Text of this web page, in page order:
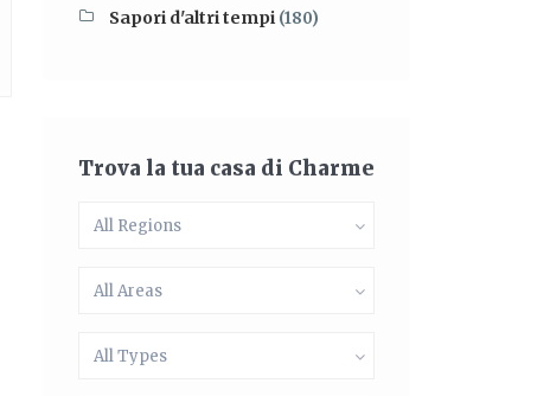
Sapori d'altri tempi (180)
Trova la tua casa di Charme
All Regions
All Areas
All Types